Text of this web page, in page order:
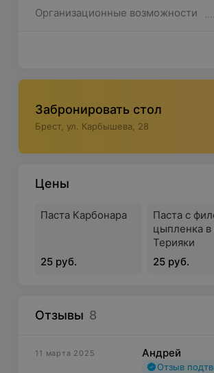
Организационные возможности
Забронировать стол
Брест, ул. Карбышева, 28
Цены
Паста Карбонара
25 руб.
Паста с
цыпленка в
Терияки
25 руб.
Отзывы 8
11 марта 2025 Андрей
Отзыв